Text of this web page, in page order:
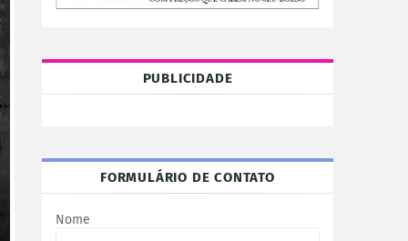
PUBLICIDADE
FORMULÁRIO DE CONTATO
Nome